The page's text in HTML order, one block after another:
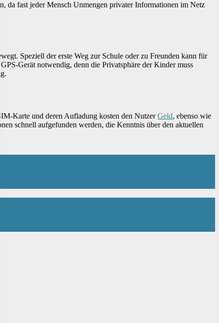
da fast jeder Mensch Unmengen privater Informationen im Netz
Speziell der erste Weg zur Schule oder zu Freunden kann für
Gerät notwendig, denn die Privatsphäre der Kinder muss
Karte und deren Aufladung kosten den NutzerGeld, ebenso wie
schnell aufgefunden werden, die Kenntnis über den aktuellen